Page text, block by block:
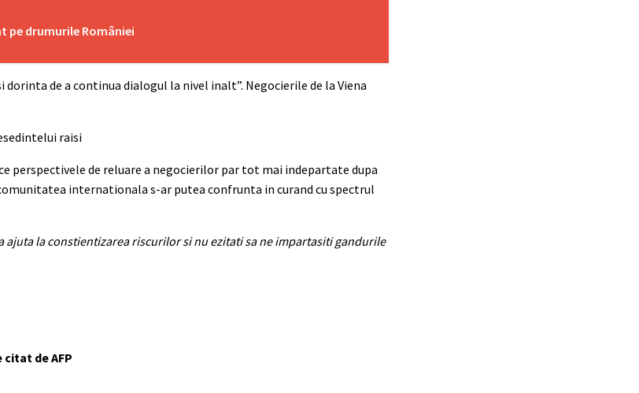
pe drumurile României
de a continua dialogul la nivel inalt”. Negocierile de la Viena
perspectivele de reluare a negocierilor par tot mai indepartate dupa
internationala s-ar putea confrunta in curand cu spectrul
la constientizarea riscurilor si nu ezitati sa ne impartasiti gandurile
de AFP